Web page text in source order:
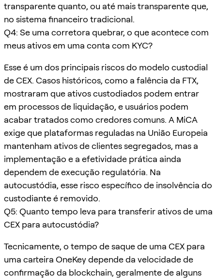
transparente quanto, ou até mais transparente que,
no sistema financeiro tradicional.
Q4: Se uma corretora quebrar, o que acontece com
meus ativos em uma conta com KYC?
Esse é um dos principais riscos do modelo custodial
de CEX. Casos históricos, como a falência da FTX,
mostraram que ativos custodiados podem entrar
em processos de liquidação, e usuários podem
acabar tratados como credores comuns. A MiCA
exige que plataformas reguladas na União Europeia
mantenham ativos de clientes segregados, mas a
implementação e a efetividade prática ainda
dependem de execução regulatória. Na
autocustódia, esse risco específico de insolvência do
custodiante é removido.
Q5: Quanto tempo leva para transferir ativos de uma
CEX para autocustódia?
Tecnicamente, o tempo de saque de uma CEX para
uma carteira OneKey depende da velocidade de
confirmação da blockchain, geralmente de alguns